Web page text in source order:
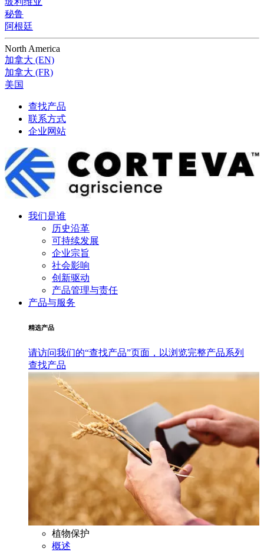
秘鲁
阿根廷
North America
加拿大 (EN)
加拿大 (FR)
美国
查找产品
联系方式
企业网站
我们是谁
历史沿革
可持续发展
企业宗旨
社会影响
创新驱动
产品管理与责任
产品与服务
精选产品
请访问我们的“查找产品”页面，以浏览完整产品系列
查找产品
植物保护
概述